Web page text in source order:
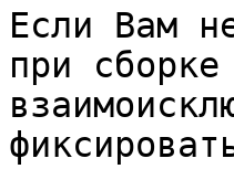
Если Вам
при сборке